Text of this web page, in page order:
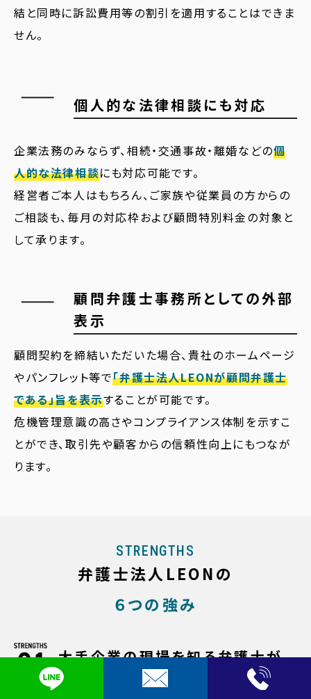
結と同時に訴訟費用等の割引を適用することはできま
せん。
個人的な法律相談にも対応
企業法務のみならず、相続・交通事故・離婚などの個
人的な法律相談にも対応可能です。
経営者ご本人はもちろん、ご家族や従業員の方からの
ご相談も、毎月の対応枠および顧問特別料金の対象と
して承ります。
顧問弁護士事務所としての外部
表示
顧問契約を締結いただいた場合、貴社のホームページ
やパンフレット等で「弁護士法人LEONが顧問弁護士
である」旨を表示することが可能です。
危機管理意識の高さやコンプライアンス体制を示すこ
とができ、取引先や顧客からの信頼性向上にもつなが
ります。
STRENGTHS
弁護士法人LEONの
６つの強み
大手企業の現場を知る弁護士が
多数在籍